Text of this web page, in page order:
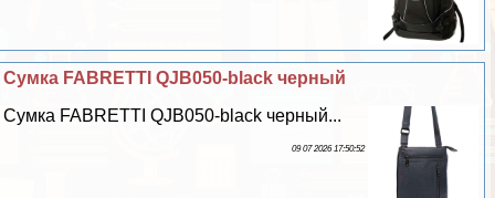
Сумка FABRETTI QJB050-black черный
Сумка FABRETTI QJB050-black черный...
09 07 2026 17:50:52